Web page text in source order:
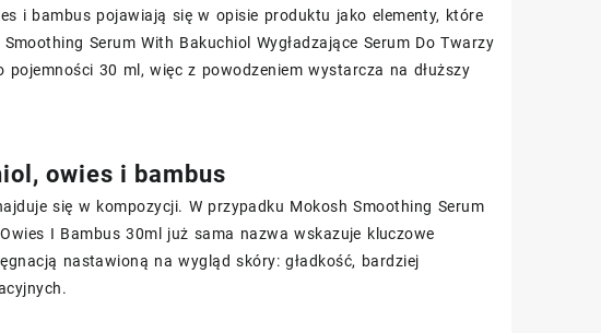
i bambus pojawiają się w opisie produktu jako elementy, które
Serum With Bakuchiol Wygładzające Serum Do Twarzy
30 ml, więc z powodzeniem wystarcza na dłuższy
owies i bambus
się w kompozycji. W przypadku Mokosh Smoothing Serum
I Bambus 30ml już sama nazwa wskazuje kluczowe
nastawioną na wygląd skóry: gładkość, bardziej